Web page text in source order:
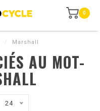
0
/ Marshall
AU MOT-
24